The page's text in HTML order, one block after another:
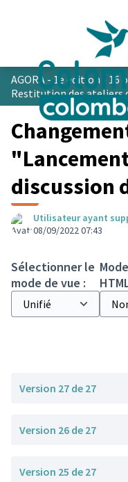
AGORA - 1e édition - 16
Restitution des ateliers
discussion
Utilisateur ayant
08/09/2022 07:43
Sélectionner le
mode de vue :
Version 27 de 27
Version 26 de 27
Version 25 de 27